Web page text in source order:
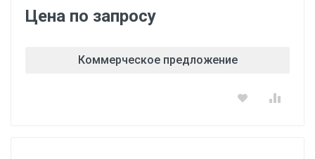
Цена по запросу
Коммерческое предложение